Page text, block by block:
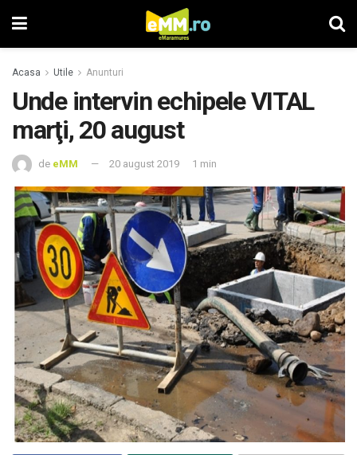
Acasa Utile Anunturi
Unde intervin echipele VITAL
marţi, 20 august
de eMM 20 august 2019 1 min